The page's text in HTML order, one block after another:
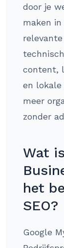
door je
maken
content,
en lokale
meer
zonder
Wat
het
SEO?
Google